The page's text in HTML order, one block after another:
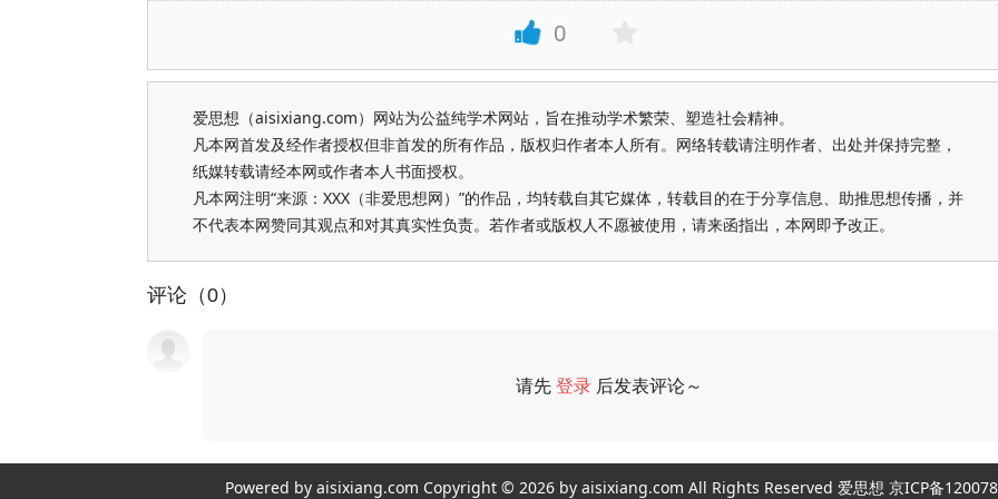
0
爱思想（aisixiang.com）网站为公益纯学术网站，旨在推动学术繁荣、塑造社会精神。
凡本网首发及经作者授权但非首发的所有作品，版权归作者本人所有。网络转载请注明作者、出处并保持完整，
纸媒转载请经本网或作者本人书面授权。
凡本网注明“来源：XXX（非爱思想网）”的作品，均转载自其它媒体，转载目的在于分享信息、助推思想传播，并
不代表本网赞同其观点和对其真实性负责。若作者或版权人不愿被使用，请来函指出，本网即予改正。
评论（0）
请先登录 后发表评论～
Powered by aisixiang.com Copyright © 2026 by aisixiang.com All Rights Reserved 爱思想 京ICP备